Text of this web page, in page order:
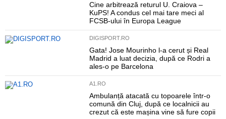
Cine arbitrează returul U. Craiova –
KuPS! A condus cel mai tare meci al
FCSB-ului în Europa League
DIGISPORT.RO
Gata! Jose Mourinho l-a cerut și Real
Madrid a luat decizia, după ce Rodri a
ales-o pe Barcelona
A1.RO
Ambulanță atacată cu topoarele într-o
comună din Cluj, după ce localnicii au
crezut că este mașina vine să fure copii